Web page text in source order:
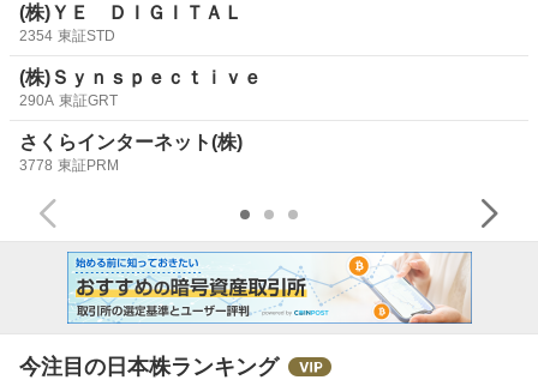
(株)ＹＥ ＤＩＧＩＴＡＬ
2354 東証STD
(株)Ｓｙｎｓｐｅｃｔｉｖｅ
290A 東証GRT
さくらインターネット(株)
3778 東証PRM
今注目の日本株ランキング